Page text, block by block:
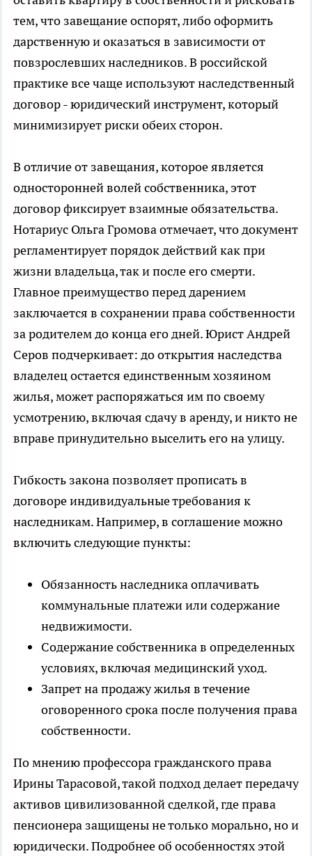
тем, что завещание оспорят, либо оформить
дарственную и оказаться в зависимости от
повзрослевших наследников. В российской
практике все чаще используют наследственный
договор - юридический инструмент, который
минимизирует риски обеих сторон.
В отличие от завещания, которое является
односторонней волей собственника, этот
договор фиксирует взаимные обязательства.
Нотариус Ольга Громова отмечает, что документ
регламентирует порядок действий как при
жизни владельца, так и после его смерти.
Главное преимущество перед дарением
заключается в сохранении права собственности
за родителем до конца его дней. Юрист Андрей
Серов подчеркивает: до открытия наследства
владелец остается единственным хозяином
жилья, может распоряжаться им по своему
усмотрению, включая сдачу в аренду, и никто не
вправе принудительно выселить его на улицу.
Гибкость закона позволяет прописать в
договоре индивидуальные требования к
наследникам. Например, в соглашение можно
включить следующие пункты:
Обязанность наследника оплачивать
коммунальные платежи или содержание
недвижимости.
Содержание собственника в определенных
условиях, включая медицинский уход.
Запрет на продажу жилья в течение
оговоренного срока после получения права
собственности.
По мнению профессора гражданского права
Ирины Тарасовой, такой подход делает передачу
активов цивилизованной сделкой, где права
пенсионера защищены не только морально, но и
юридически. Подробнее об особенностях этой